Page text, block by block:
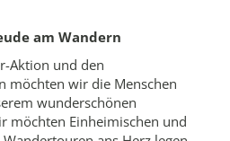
am Wandern
Aktion und den
möchten wir die Menschen
wunderschönen
möchten Einheimischen und